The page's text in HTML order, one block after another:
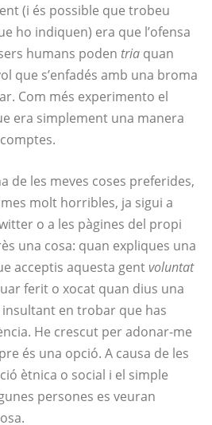
(i és possible que trobeu
ho indiquen) era que l’ofensa
humans poden tria quan
que s’enfadés amb una broma
Com més experimento el
era simplement una manera
de les meves coses preferides,
molt horribles, ja sigui a
o a les pàgines del propi
una cosa: quan expliques una
acceptis aquesta gentvoluntat
ferit o xocat quan dius una
en trobar que has
He crescut per adonar-me
és una opció. A causa de les
ètnica o social i el simple
persones es veuran